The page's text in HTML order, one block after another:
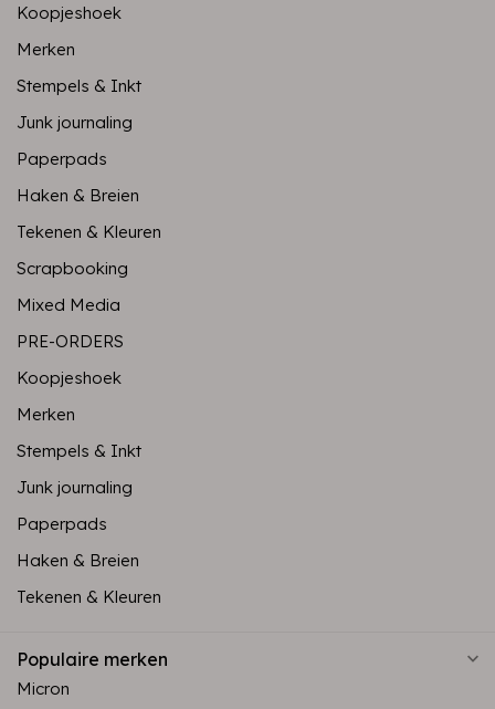
Koopjeshoek
Merken
Stempels & Inkt
Junk journaling
Paperpads
Haken & Breien
Tekenen & Kleuren
Scrapbooking
Mixed Media
PRE-ORDERS
Koopjeshoek
Merken
Stempels & Inkt
Junk journaling
Paperpads
Haken & Breien
Tekenen & Kleuren
Populaire merken
Micron